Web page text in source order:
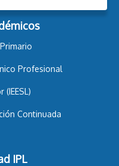
Profesional
(IEESL)
Continuada
IPL